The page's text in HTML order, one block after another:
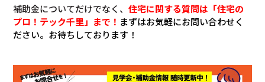
補助金についてだけでなく、住宅に関する質問は「住宅の
プロ！テック千里」まで！ まずはお気軽にお問い合わせく
ださい。お待ちしております！